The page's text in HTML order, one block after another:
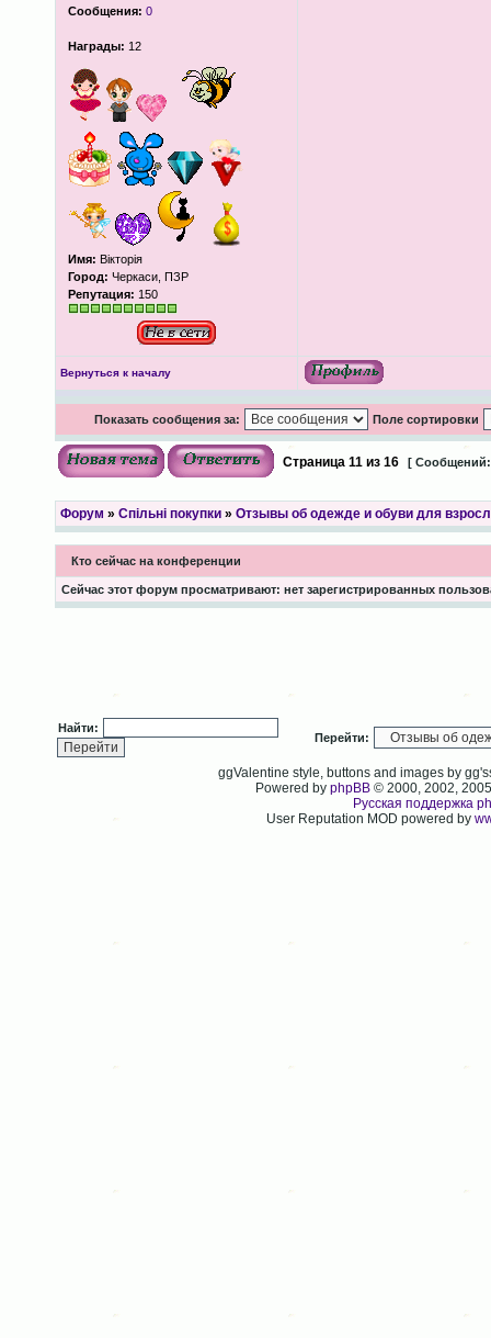
Сообщения: 0
Награды: 12
Имя: Вікторія
Город: Черкаси, ПЗР
Репутация: 150
Вернуться к началу
Показать сообщения за: Поле сортировки
Страница 11из 16 [
Форум » Спільні покупки» Отзывы об одежде и обуви для
Кто сейчас на конференции
Сейчас этот форум просматривают: нет зарегистрированных
Найти:
Перейти:
ggValentine style, buttons and images by
Powered byphpBB © 2000, 2002,
Русская поддержка
User Reputation MOD powered by